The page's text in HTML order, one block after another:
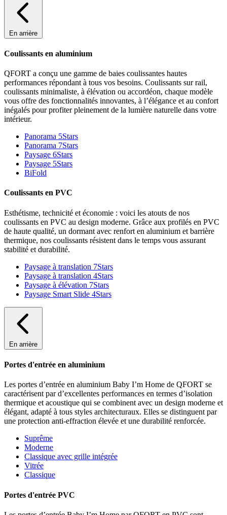
En arrière
Coulissants en aluminium
QFORT a conçu une gamme de baies coulissantes hautes
performances répondant à tous vos besoins. Coulissants sur rail,
coulissants minimaliste, à élévation ou accordéon, chaque modèle
vous offre des fonctionnalités innovantes, à l’élégance et au confort
inégalés pour profiter pleinement de la lumière naturelle dans votre
intérieur.
Panorama 5Stars
Panorama 7Stars
Paysage 6Stars
Paysage 5Stars
BiFold
Coulissants en PVC
Esthétisme, technicité et économie : voici les atouts de nos
coulissants en PVC au design moderne. Grâce aux profilés en PVC
de haute qualité, un dormant avec renfort en aluminium et barrière
thermique, nos coulissants résistent dans le temps vous assurant
stabilité et durabilité.
Paysage à translation 7Stars
Paysage à translation 4Stars
Paysage à élévation 7Stars
Paysage Smart Slide 4Stars
En arrière
Portes d'entrée en aluminium
Les portes d’entrée en aluminium Baby I’m Home de QFORT se
caractérisent par d’excellentes performances en termes d’isolation
thermique et acoustique qui se combinent avec un design moderne et
élégant, adapté à tous styles architecturaux. Elles se distinguent par
une protection anti-effraction élevée et une durabilité renforcée.
Suprême
Moderne
Classique avec grille intégrée
Vitrée
Classique
Portes d'entrée PVC